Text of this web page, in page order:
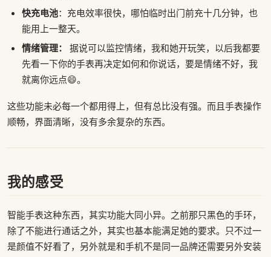
快充电池：充电效率很快，哪怕临时出门前充十几分钟，也
能用上一整天。
情绪管理：
据说可以监控情绪，我和她开玩笑，以后我都要
先看一下你的手表再决定如何和你说话，要是情绪不好，我
就离你远点😄。
这些功能未必每一个都用得上，但有总比没有强。而且手表操作
顺畅，界面清晰，没有多余复杂的东西。
我的感受
智能手表这种东西，其实功能大同小异。之前那只黑色的手环，
除了不能进行通话之外，其实也基本能满足她的要求。只不过一
是颜值不好看了，另外就是和手机不是同一品牌还需要另外安装